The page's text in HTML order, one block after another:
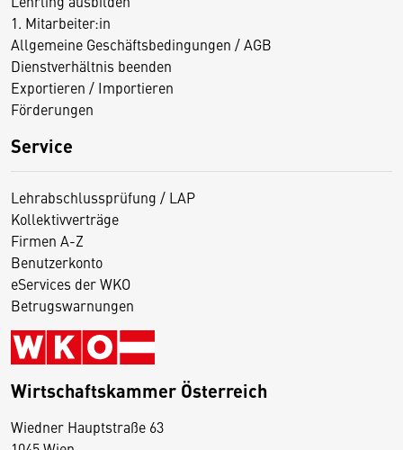
1. Mitarbeiter:in
Allgemeine Geschäftsbedingungen / AGB
Dienstverhältnis beenden
Exportieren / Importieren
Förderungen
Service
Lehrabschlussprüfung / LAP
Kollektivverträge
Firmen A-Z
Benutzerkonto
eServices der WKO
Betrugswarnungen
Wirtschaftskammer Österreich
Wiedner Hauptstraße 63
D